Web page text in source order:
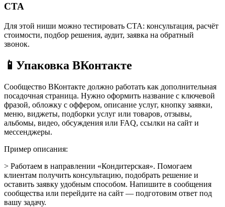
CTA
Для этой ниши можно тестировать CTA: консультация, расчёт
стоимости, подбор решения, аудит, заявка на обратный
звонок.
📱 Упаковка ВКонтакте
Сообщество ВКонтакте должно работать как дополнительная
посадочная страница. Нужно оформить название с ключевой
фразой, обложку с оффером, описание услуг, кнопку заявки,
меню, виджеты, подборки услуг или товаров, отзывы,
альбомы, видео, обсуждения или FAQ, ссылки на сайт и
мессенджеры.
Пример описания:
> Работаем в направлении «Кондитерская». Помогаем
клиентам получить консультацию, подобрать решение и
оставить заявку удобным способом. Напишите в сообщения
сообщества или перейдите на сайт — подготовим ответ под
вашу задачу.